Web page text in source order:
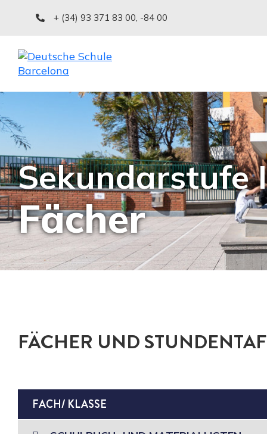
+ (34) 93 371 83 00, -84 00
Sekundarstufe
Fächer
FÄCHER UND
FACH/ KLASSE